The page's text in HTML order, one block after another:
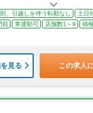
、引越しを伴う転勤なし
土日
前 車通勤可 店舗数1～9 積
見る この求人